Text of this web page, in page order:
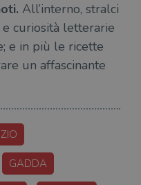
All’interno, stralci
curiosità letterarie
e in più le ricette
un affascinante
GADDA